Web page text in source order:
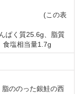
の表
ぱく質25.6g、脂質
食塩相当量1.7g
ののった銀鮭の西